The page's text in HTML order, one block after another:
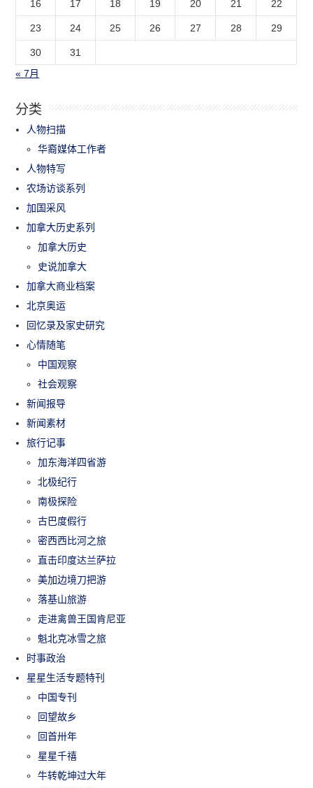
16 17 18 19 20 21 22
23 24 25 26 27 28 29
30
31
« 7月
分类
人物扫描
华裔媒体工作者
人物特写
农场访谈系列
加国采风
加拿大历史系列
加拿大历史
史说加拿大
加拿大商业档案
北京奥运
回忆录及家史研究
心情随笔
中国观察
社会观察
新闻报导
新闻素材
旅行记事
加东海洋四省游
北极纪行
南极探险
古巴度假行
密西西比河之旅
直击印度达兰萨拉
美加边境刀把游
落基山旅游
走进禽兽王国肯尼亚
魁北克冰雪之旅
时事政治
星星生活专题特刊
中国专刊
回望故乡
回首卅年
星星千禧
牛转乾坤过大年